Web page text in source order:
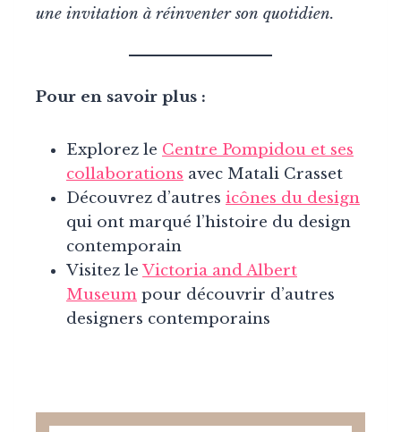
une invitation à réinventer son quotidien.
Pour en savoir plus :
Explorez le Centre Pompidou et ses
collaborations avec Matali Crasset
Découvrez d’autres icônes du design
qui ont marqué l’histoire du design
contemporain
Visitez le Victoria and Albert
Museum pour découvrir d’autres
designers contemporains